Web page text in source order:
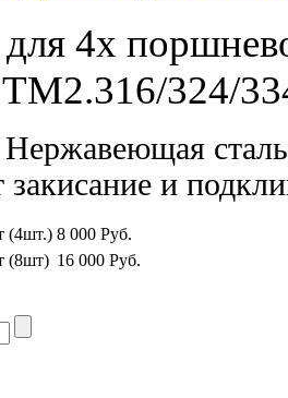
4х
ТМ2.316/324/
зaкисaниe и
(4шт.) 8 000 Руб.
(8шт) 16 000 Руб.